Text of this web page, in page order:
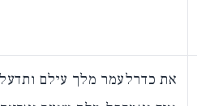
את כדרלעמר מלך עילם